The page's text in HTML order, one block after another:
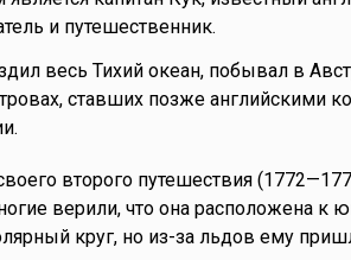
и путешественник.
весь Тихий океан, побывал в
ставших позже английскими
второго путешествия
верили, что она расположена к
круг, но из-за льдов ему